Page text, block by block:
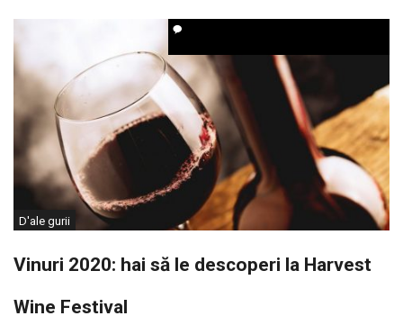
D'ale gurii
Vinuri 2020: hai să le descoperi la Harvest
Wine Festival